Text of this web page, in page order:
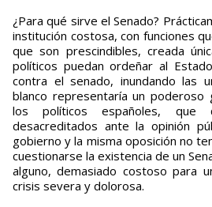
¿Para qué sirve el Senado?
institución costosa, con funciones
que son prescindibles, creada
políticos puedan ordeñar al
contra el senado, inundando las
blanco representaría un
los políticos españoles, que
desacreditados ante la opinión
gobierno y la misma oposición no
cuestionarse la existencia de un
alguno, demasiado costoso para
crisis severa y dolorosa.